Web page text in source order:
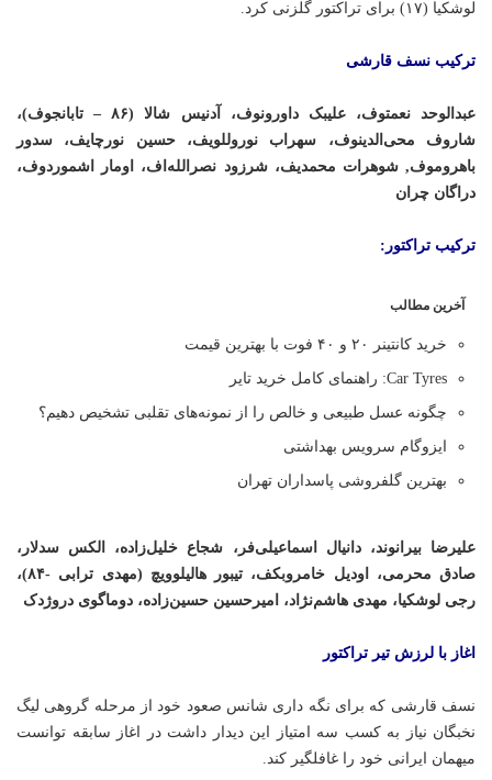
لوشکیا (۱۷) برای تراکتور گلزنی کرد.
ترکیب نسف قارشی
عبدالوحد نعمتوف، علیبک داورونوف، آدنیس شالا (۸۶ – تابانجوف)،
شاروف محی‌الدینوف، سهراب نوروللویف، حسین نورچایف، سدور
باهروموف, شوهرات محمدیف، شرزود نصرالله‌اف، اومار اشموردوف،
دراگان چران
ترکیب تراکتور:
آخرین مطالب
خرید کانتینر ۲۰ و ۴۰ فوت با بهترین قیمت
Car Tyres: راهنمای کامل خرید تایر
چگونه عسل طبیعی و خالص را از نمونه‌های تقلبی تشخیص دهیم؟
ایزوگام سرویس بهداشتی
بهترین گلفروشی پاسداران تهران
علیرضا بیرانوند، دانیال اسماعیلی‌فر، شجاع خلیل‌زاده، الکس سدلار،
صادق محرمی، اودیل خامروبکف، تیبور هالیلوویچ (مهدی ترابی -۸۴)،
رجی لوشکیا، مهدی هاشم‌نژاد، امیرحسین حسین‌زاده، دوماگوی دروژدک
اغاز با لرزش تیر تراکتور
نسف قارشی که برای نگه داری شانس صعود خود از مرحله گروهی لیگ
نخبگان نیاز به کسب سه امتیاز این دیدار داشت در اغاز سابقه توانست
میهمان ایرانی خود را غافلگیر کند.